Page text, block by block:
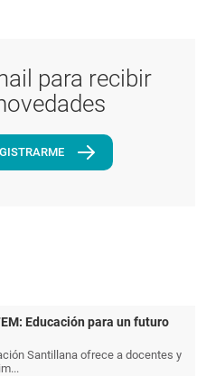
para recibir
Educación para un futuro
Santillana ofrece a docentes y